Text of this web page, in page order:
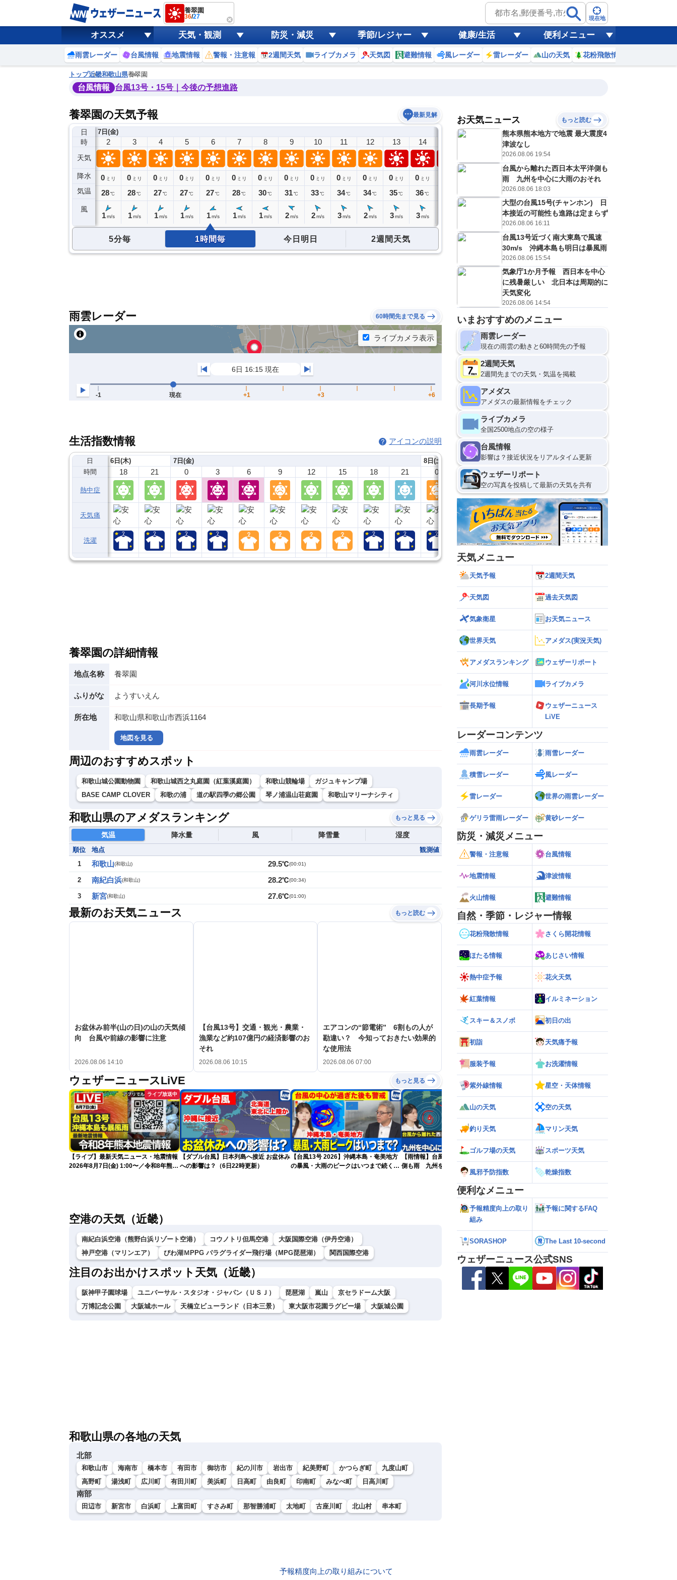
養翠園
36/27 現在地
オススメ 天気・観測 防災・減災 季節/レジャー 健康/生活 便利メニュー
雨雲レーダー 台風情報 地震情報 警報・注意報 2週間天気 ライブカメラ 天気図 避難情報 風レーダー 雷レーダー 山の天気 花粉飛散情報
トップ近畿和歌山県養翠園
台風情報 台風13号・15号｜今後の予想進路
養翠園の天気予報 最新見解
日
時
天気
降水
気温
風
7日(金)
1
0ミリ
28℃
2
0 ミリ
28℃
1 m/s
3
0 ミリ
28℃
1 m/s
4
0 ミリ
27℃
1 m/s
5
0 ミリ
27℃
1 m/s
6
0 ミリ
27℃
1 m/s
7
0 ミリ
28℃
1 m/s
8
0 ミリ
30℃
1 m/s
9
0 ミリ
31℃
2 m/s
10
0 ミリ
33℃
2 m/s
11
0 ミリ
34℃
3 m/s
12
0 ミリ
34℃
2 m/s
13
0 ミリ
35℃
3 m/s
14
0 ミリ
36℃
3 m/s
17
ミリ
33
m/s
18
0ミリ
32
1m/s
0ミリ
31
1 m/s
0ミリ
1m/s
0
0m/s
5分毎 1時間毎 今日明日 2週間天気
雨雲レーダー 60時間先まで見る
生活指数情報 アイコンの説明
日
時間
熱中症
天気痛
洗濯
6日(木)
18 21
7日(金)
0 3 6 9 12 15 18 21
8日(土)
0
養翠園の詳細情報
地点名称 養翠園
ふりがな ようすいえん
所在地 和歌山県和歌山市西浜1164
地図を見る
周辺のおすすめスポット
和歌山城公園動物園 和歌山城西之丸庭園（紅葉溪庭園） 和歌山競輪場
ガジュキャンプ場
BASE CAMP CLOVER
和歌の浦 道の駅四季の郷公園 琴ノ浦温山荘庭園 和歌山マリーナシティ
和歌山県のアメダスランキング もっと見る
気温 降水量 風 降雪量 湿度
順位 地点
観測値
1
和歌山(和歌山) 29.5℃(00:01)
2 南紀白浜(和歌山) 28.2℃(00:34)
3 新宮(和歌山) 27.6℃(01:00)
最新のお天気ニュース もっと読む
お盆休み前半(山の日)の山の天気傾
向 台風や前線の影響に注意
2026.08.06 14:10
【台風13号】交通・観光・農業・
漁業など約107億円の経済影響のお
それ
2026.08.06 10:15
エアコンの“節電術” 6割もの人が
勘違い？ 今知っておきたい効果的
な使用法
2026.08.06 07:00
ウェザーニュースLiVE もっと見る
ライブ放送中
【ライブ】最新天気ニュース・地震情報
2026年8月7日(金) 1:00〜／令和8年熊本
【ダブル台風】日本列島へ接近 お盆休み
への影響は？（6日22時更新）
【台風13号 2026】沖縄本島・奄美地方
の暴風・大雨のピークはいつまで続く？
【雨情報】台風から離れた西日本太平洋
側も雨 九州を中心に大雨のおそれ
【熊本八代で39℃観測】被災地・熊本へ
台風による雨風の影響は？
空港の天気（近畿）
南紀白浜空港（熊野白浜リゾート空港） コウノトリ但馬空港
大阪国際空港（伊丹空港）
神戸空港（マリンエア）
びわ湖ＭPPG パラグライダー飛行場（MPG琵琶湖） 関西国際空港
注目のお出かけスポット天気（近畿）
阪神甲子園球場 ユニバーサル・スタジオ・ジャパン（ＵＳＪ） 琵琶湖 嵐山
京セラドーム大阪
万博記念公園
大阪城ホール 天橋立ビューランド（日本三景） 東大阪市花園ラグビー場 大阪城公園
和歌山県の各地の天気
北部
和歌山市 海南市 橋本市 有田市 御坊市 紀の川市 岩出市 紀美野町 かつらぎ町
九度山町
高野町
湯浅町 広川町 有田川町 美浜町 日高町 由良町 印南町 みなべ町 日高川町
南部
田辺市 新宮市 白浜町 上富田町 すさみ町 那智勝浦町 太地町 古座川町 北山村 串本町
お天気ニュース もっと読む
熊本県熊本地方で地震 最大震度4
津波なし
2026.08.06 19:54
台風から離れた西日本太平洋側も
雨 九州を中心に大雨のおそれ
2026.08.06 18:03
大型の台風15号(チャンホン) 日
本接近の可能性も進路は定まらず
2026.08.06 16:11
台風13号近づく南大東島で風速
30m/s 沖縄本島も明日は暴風雨
2026.08.06 15:54
気象庁1か月予報 西日本を中心
に残暑厳しい 北日本は周期的に
天気変化
2026.08.06 14:54
いまおすすめのメニュー
雨雲レーダー
現在の雨雲の動きと60時間先の予報
2週間天気
2週間先までの天気・気温を掲載
アメダス
アメダスの最新情報をチェック
ライブカメラ
全国2500地点の空の様子
台風情報
影響は？接近状況をリアルタイム更新
ウェザーリポート
空の写真を投稿して最新の天気を共有
天気メニュー
天気予報 2週間天気
天気図 過去天気図
気象衛星 お天気ニュース
世界天気 アメダス(実況天気)
アメダスランキング ウェザーリポート
河川水位情報 ライブカメラ
長期予報
ウェザーニュース
LiVE
レーダーコンテンツ
雨雲レーダー 雨雪レーダー
積雪レーダー 風レーダー
雷レーダー 世界の雨雲レーダー
ゲリラ雷雨レーダー 黄砂レーダー
防災・減災メニュー
警報・注意報 台風情報
地震情報 津波情報
火山情報 避難情報
自然・季節・レジャー情報
花粉飛散情報 さくら開花情報
ほたる情報 あじさい情報
熱中症予報 花火天気
紅葉情報 イルミネーション
スキー＆スノボ 初日の出
初詣 天気痛予報
服装予報 お洗濯情報
紫外線情報 星空・天体情報
山の天気 空の天気
釣り天気 マリン天気
ゴルフ場の天気 スポーツ天気
風邪予防指数 乾燥指数
便利なメニュー
予報精度向上の取り
組み
予報に関するFAQ
SORASHOP The Last 10-second
ウェザーニュース公式SNS
予報精度向上の取り組みについて